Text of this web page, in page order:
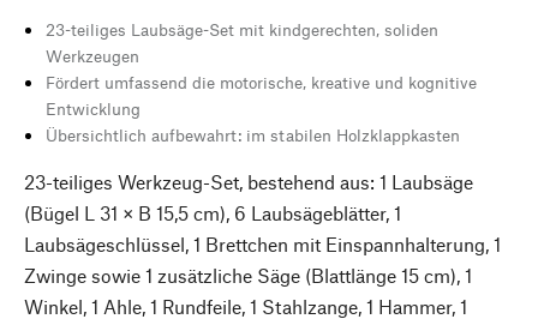
23-teiliges Laubsäge-Set mit kindgerechten, soliden
Werkzeugen
Fördert umfassend die motorische, kreative und kognitive
Entwicklung
Übersichtlich aufbewahrt: im stabilen Holzklappkasten
23-teiliges Werkzeug-Set, bestehend aus: 1 Laubsäge
(Bügel L 31 × B 15,5 cm), 6 Laubsägeblätter, 1
Laubsägeschlüssel, 1 Brettchen mit Einspannhalterung, 1
Zwinge sowie 1 zusätzliche Säge (Blattlänge 15 cm), 1
Winkel, 1 Ahle, 1 Rundfeile, 1 Stahlzange, 1 Hammer, 1